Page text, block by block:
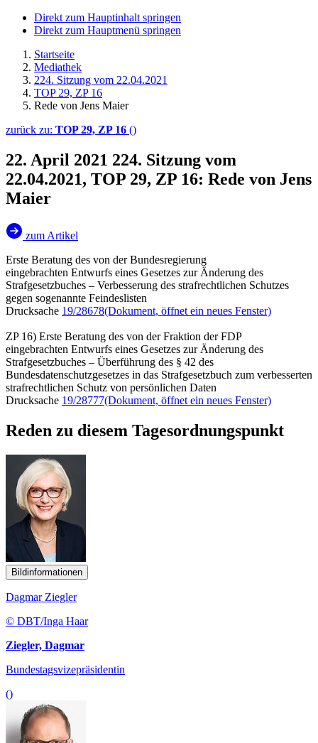
Direkt zum Hauptinhalt springen
Direkt zum Hauptmenü springen
Startseite
Mediathek
224. Sitzung vom 22.04.2021
TOP 29, ZP 16
Rede von Jens Maier
zurück zu: TOP 29, ZP 16 ()
22. April 2021 224. Sitzung vom
22.04.2021, TOP 29, ZP 16: Rede von Jens
Maier
zum Artikel
Erste Beratung des von der Bundesregierung
eingebrachten Entwurfs eines Gesetzes zur Änderung des
Strafgesetzbuches – Verbesserung des strafrechtlichen Schutzes
gegen sogenannte Feindeslisten
Drucksache 19/28678(Dokument, öffnet ein neues Fenster)
ZP 16) Erste Beratung des von der Fraktion der FDP
eingebrachten Entwurfs eines Gesetzes zur Änderung des
Strafgesetzbuches – Überführung des § 42 des
Bundesdatenschutzgesetzes in das Strafgesetzbuch zum verbesserten
strafrechtlichen Schutz von persönlichen Daten
Drucksache 19/28777(Dokument, öffnet ein neues Fenster)
Reden zu diesem Tagesordnungspunkt
Bildinformationen
Dagmar Ziegler
© DBT/Inga Haar
Ziegler, Dagmar
Bundestagsvizepräsidentin
()